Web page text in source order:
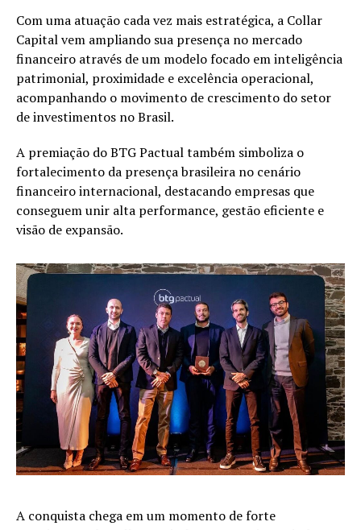
Com uma atuação cada vez mais estratégica, a Collar
Capital vem ampliando sua presença no mercado
financeiro através de um modelo focado em inteligência
patrimonial, proximidade e excelência operacional,
acompanhando o movimento de crescimento do setor
de investimentos no Brasil.
A premiação do BTG Pactual também simboliza o
fortalecimento da presença brasileira no cenário
financeiro internacional, destacando empresas que
conseguem unir alta performance, gestão eficiente e
visão de expansão.
A conquista chega em um momento de forte